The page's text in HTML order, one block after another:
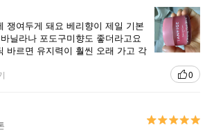
쟁여두게 돼요 베리향이 제일 기본
닐라나 포도구미향도 좋더라고요
바르면 유지력이 훨씬 오래 가고 각
0